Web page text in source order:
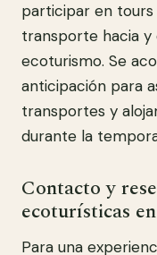
participar en
transporte hacia y
ecoturismo. Se
anticipación para
transportes y
durante la
Contacto y
ecoturísticas
Para una